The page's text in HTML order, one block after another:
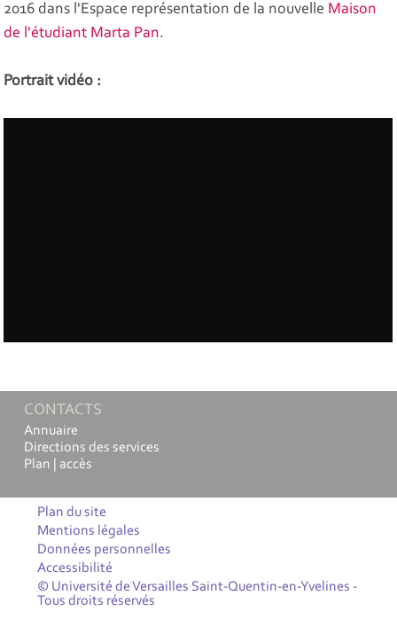
2016 dans l'Espace représentation de la nouvelle Maison
de l'étudiant Marta Pan.
Portrait vidéo :
CONTACTS
Annuaire
Directions des services
Plan | accès
Plan du site
Mentions légales
Données personnelles
Accessibilité
© Université de Versailles Saint-Quentin-en-Yvelines -
Tous droits réservés